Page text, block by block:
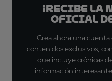
¡Recibe
oficial de
Crea ahora una cuenta
contenidos exclusivos,
que incluye crónicas
información